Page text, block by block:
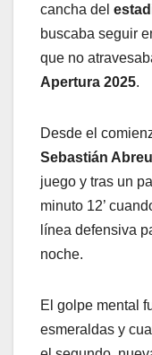
cancha del
buscaba seguir
que no
Apertura 2025.
Desde el
Sebastián Abreu
juego y tras un
minuto 12’
línea defensiva
noche.
El golpe mental
esmeraldas y